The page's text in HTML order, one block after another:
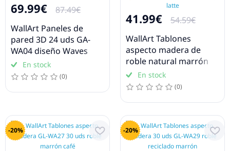
69.99€
87.49€
WallArt Paneles de
pared 3D 24 uds GA-
WA04 diseño Waves
En stock
(0)
41.99€
54.59€
WallArt Tablones
aspecto madera de
roble natural marrón
latteEn stock
(0)
-20% -20%